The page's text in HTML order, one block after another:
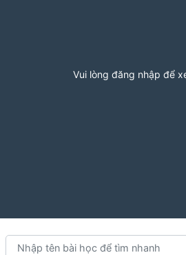
Vui lòng đăng nhập để